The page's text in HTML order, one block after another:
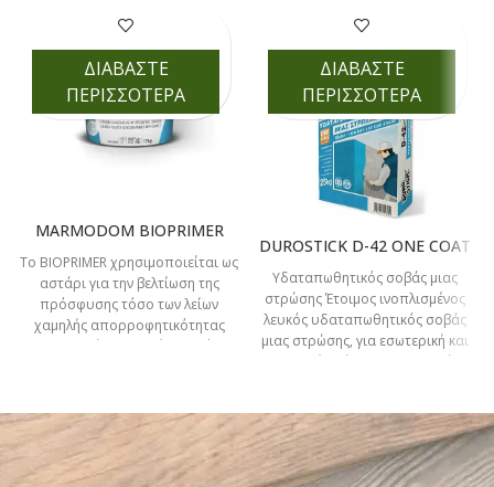
MARMODOM BIOPRIMER
Το BIOPRIMER χρησιμοποιείται ως
αστάρι για την βελτίωση της
πρόσφυσης τόσο των λείων
χαμηλής απορροφητικότητας
επιφανειών (εμφανές μπετόν,
ΔΙΑΒΑΣΤΕ
ΠΕΡΙΣΣΟΤΕΡΑ
DUROSTICK D-42 ONE COAT
Υδαταπωθητικός σοβάς μιας
στρώσης Έτοιμος ινοπλισμένος
λευκός υδαταπωθητικός σοβάς
μιας στρώσης, για εσωτερική και
εξωτερική χρήση. Αντικαθιστά τα
ΔΙΑΒΑΣΤΕ
ΠΕΡΙΣΣΟΤΕΡΑ